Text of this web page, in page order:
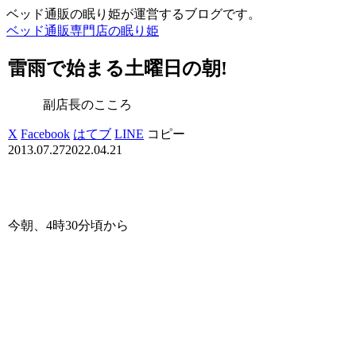
ベッド通販の眠り姫が運営するブログです。
ベッド通販専門店の眠り姫
雷雨で始まる土曜日の朝!
副店長のこころ
X Facebook はてブ LINE コピー
2013.07.272022.04.21
今朝、4時30分頃から